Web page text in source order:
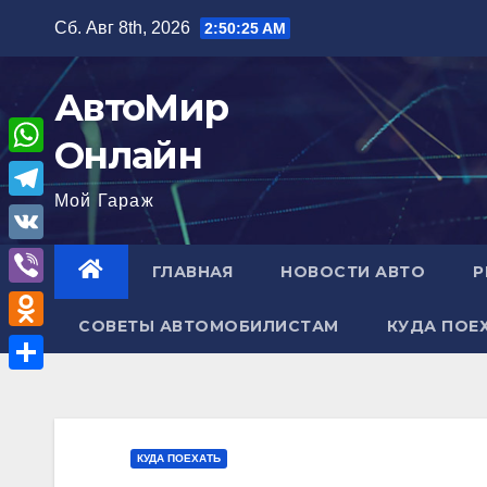
содержимому
Сб. Авг 8th, 2026 2:50:27 AM
АвтоМир
Онлайн
Мой Гараж
ГЛАВНАЯ НОВОСТИ АВТО
СОВЕТЫ АВТОМОБИЛИСТАМ КУДА
КУДА ПОЕХАТЬ
W
h
a
A
T
e
l
e
g
V
K
V
i
b
O